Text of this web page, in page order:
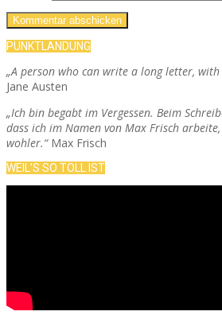
PUNKTLANDUNG
„A person who can write a long letter,
Jane Austen
„Ich bin begabt im Vergessen. Beim
dass ich im Namen von Max Frisch
wohler.“Max Frisch
WEIL’S SO TOLL IST